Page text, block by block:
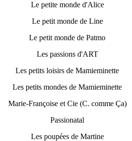
Le petite monde d'Alice
Le petit monde de Line
Le petit monde de Patmo
Les passions d'ART
Les petits loisirs de Mamieminette
Les petits mondes de Mamieminette
Marie-Françoise et Cie (C. comme Ça)
Passionatal
Les poupées de Martine